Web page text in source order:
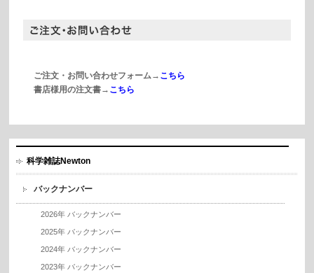
ご注文・お問い合わせフォーム→ こちら
書店様用の注文書→ こちら
科学雑誌Newton
バックナンバー
2026年 バックナンバー
2025年 バックナンバー
2024年 バックナンバー
2023年 バックナンバー